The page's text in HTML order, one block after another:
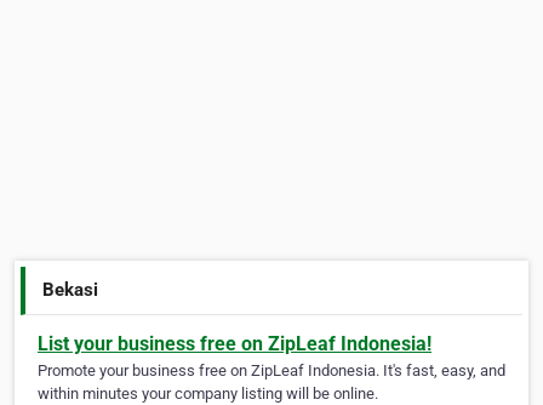
Bekasi
List your business free on ZipLeaf Indonesia!
Promote your business free on ZipLeaf Indonesia. It's fast, easy, and
within minutes your company listing will be online.